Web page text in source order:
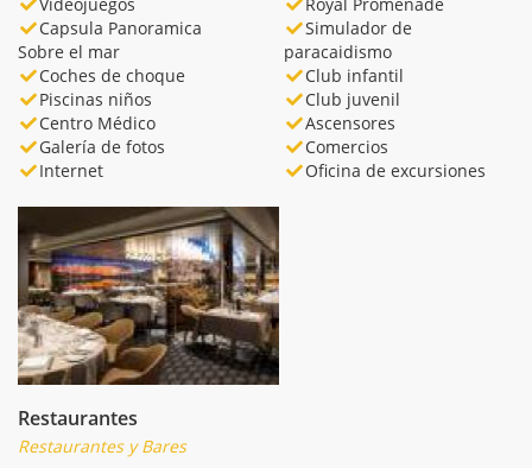
Capsula Panoramica
Sobre el mar
Simulador de
paracaidismo
Coches de choque
Club infantil
Piscinas niños
Club juvenil
Centro Médico
Ascensores
Galería de fotos
Comercios
Internet
Oficina de excursiones
Restaurantes
Restaurantes y Bares